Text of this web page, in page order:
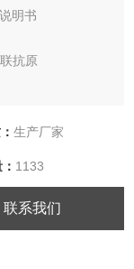
明书
抗原
生产厂家
1133
联系我们